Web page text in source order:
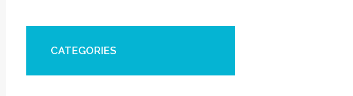
CATEGORIES